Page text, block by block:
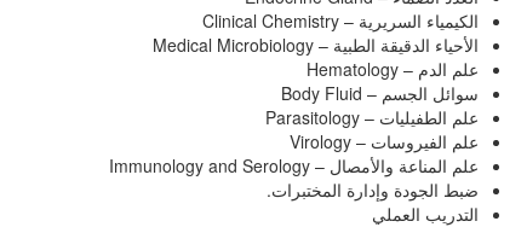
الكيمياء السريرية – Clinical Chemistry
الأحياء الدقيقة الطبية – Medical Microbiology
علم الدم – Hematology
سوائل الجسم – Body Fluid
علم الطفيليات – Parasitology
علم الفيروسات – Virology
علم المناعة والأمصال – Immunology and Serology
ضبط الجودة وإدارة المختبرات.
التدريب العملي